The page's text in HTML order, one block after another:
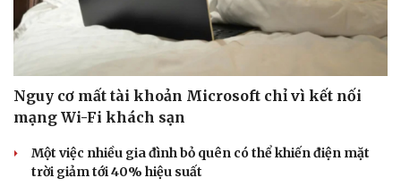
Nguy cơ mất tài khoản Microsoft chỉ vì kết nối
mạng Wi-Fi khách sạn
Một việc nhiều gia đình bỏ quên có thể khiến điện mặt
trời giảm tới 40% hiệu suất